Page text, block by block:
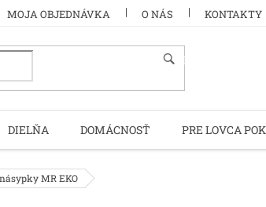
MOJA OBJEDNÁVKA O NÁS KONTAKTY
HĽADAŤ
DIELŇA DOMÁCNOSŤ PRE LOVCA
MR EKO